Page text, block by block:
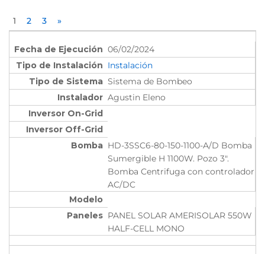
1 2 3 »
06/02/2024
Instalación
Sistema de Bombeo
Agustin Eleno
HD-3SSC6-80-150-1100-A/D Bomba
Sumergible H 1100W. Pozo 3".
Bomba Centrifuga con controlador
AC/DC
PANEL SOLAR AMERISOLAR 550W
HALF-CELL MONO